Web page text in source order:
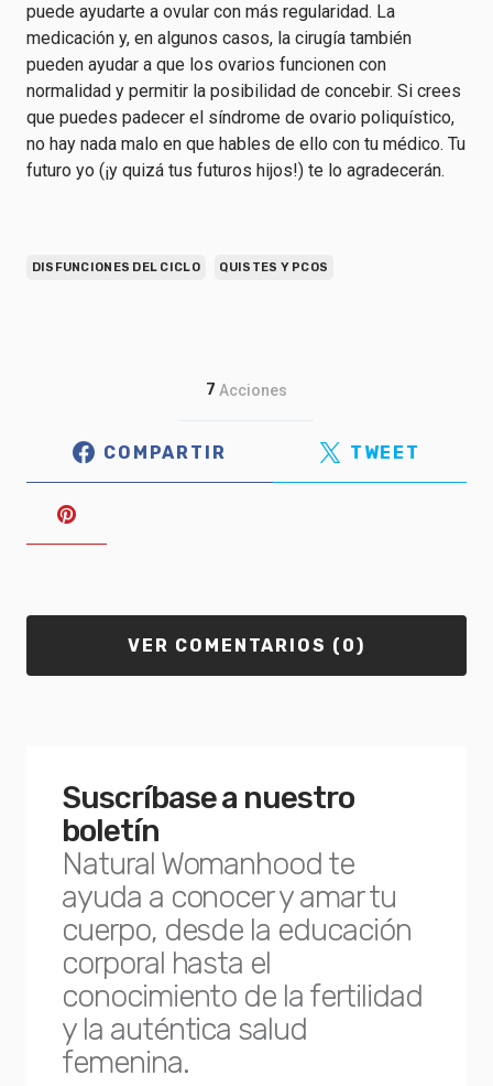
puede ayudarte a ovular con más regularidad. La
medicación y, en algunos casos, la cirugía también
pueden ayudar a que los ovarios funcionen con
normalidad y permitir la posibilidad de concebir. Si crees
que puedes padecer el síndrome de ovario poliquístico,
no hay nada malo en que hables de ello con tu médico. Tu
futuro yo (¡y quizá tus futuros hijos!) te lo agradecerán.
DISFUNCIONES DEL CICLO QUISTES Y PCOS
7 Acciones
COMPARTIR TWEET
VER COMENTARIOS (0)
Suscríbase a nuestro
boletín
Natural Womanhood te
ayuda a conocer y amar tu
cuerpo, desde la educación
corporal hasta el
conocimiento de la fertilidad
y la auténtica salud
femenina.